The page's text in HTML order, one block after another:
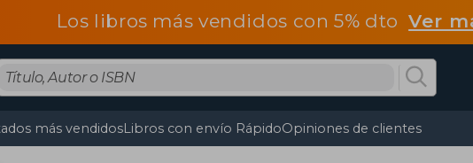
Los libros más vendidos con 5% dtoVer
más vendidosLibros con envío RápidoOpiniones de clientes